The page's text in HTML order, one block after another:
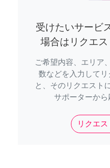
受けたいサービ
場合はリクエ
ご希望内容、エリア
数などを入力して
と、そのリクエスト
サポーターから
リクエ